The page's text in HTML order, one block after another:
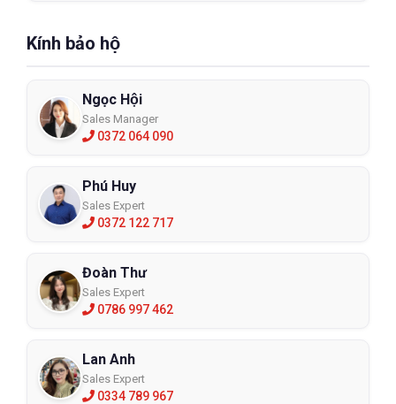
Kính bảo hộ
Ngọc Hội
Sales Manager
0372 064 090
Phú Huy
Sales Expert
0372 122 717
Đoàn Thư
Sales Expert
0786 997 462
Lan Anh
Sales Expert
0334 789 967